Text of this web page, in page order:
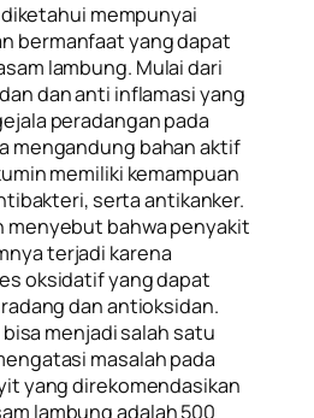
mempunyai
bermanfaat yang dapat
lambung. Mulai dari
dan anti inflamasi yang
peradangan pada
mengandung bahan aktif
memiliki kemampuan
serta antikanker.
menyebut bahwa penyakit
terjadi karena
oksidatif yang dapat
dan antioksidan.
menjadi salah satu
masalah pada
yang direkomendasikan
lambung adalah 500